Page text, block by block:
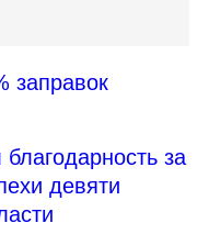
заправок
за
девяти